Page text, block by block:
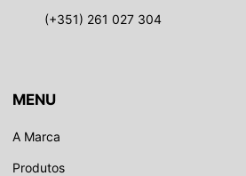
(+351) 261 027 304
MENU
A Marca
Produtos